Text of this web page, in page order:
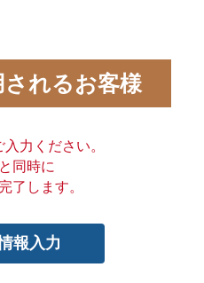
れるお客様
力ください。
同時に
了します。
報入力